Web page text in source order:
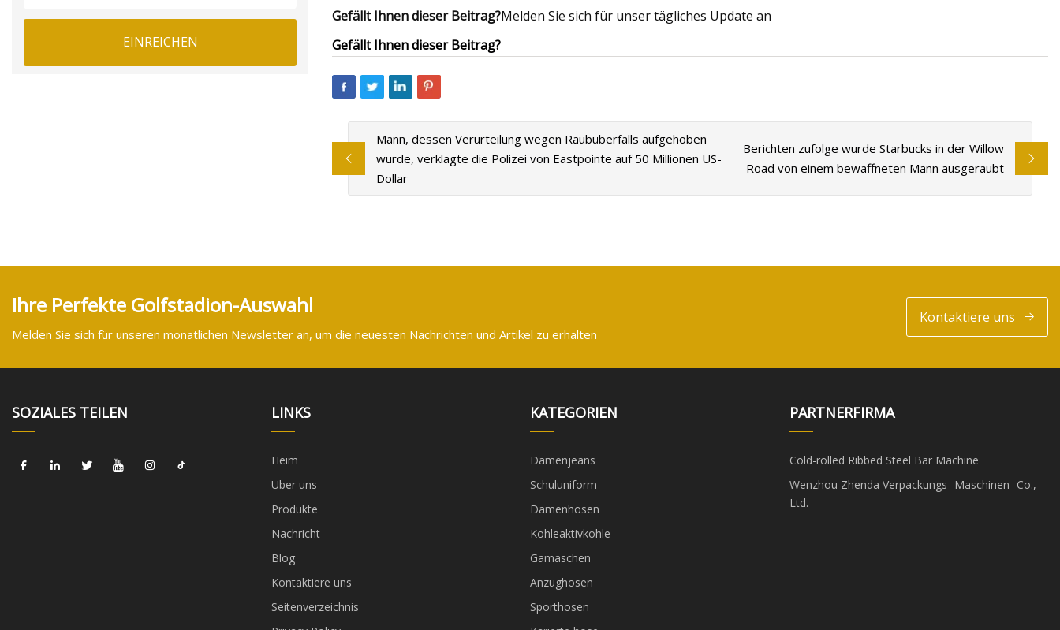
EINREICHEN
Gefällt Ihnen dieser Beitrag?Melden Sie sich für unser tägliches Update an
Gefällt Ihnen dieser Beitrag?
Mann, dessen Verurteilung wegen Raubüberfalls aufgehoben
wurde, verklagte die Polizei von Eastpointe auf 50 Millionen US-
Dollar
Berichten zufolge wurde Starbucks in der Willow
Road von einem bewaffneten Mann ausgeraubt
Ihre Perfekte Golfstadion-Auswahl
Melden Sie sich für unseren monatlichen Newsletter an, um die neuesten Nachrichten und Artikel zu erhalten
Kontaktiere uns
SOZIALES TEILEN LINKS
Heim
Über uns
Produkte
Nachricht
Blog
Kontaktiere uns
Seitenverzeichnis
KATEGORIEN
Damenjeans
Schuluniform
Damenhosen
Kohleaktivkohle
Gamaschen
Anzughosen
Sporthosen
PARTNERFIRMA
Cold-rolled Ribbed Steel Bar Machine
Wenzhou Zhenda Verpackungs- Maschinen- Co.,
Ltd.